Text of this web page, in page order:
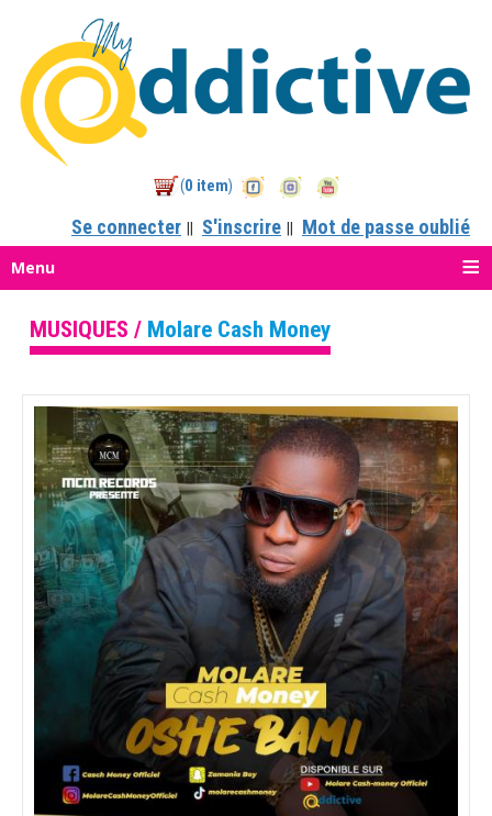
(0 item)
Se connecter S'inscrire Mot de passe oublié
Menu
MUSIQUES / Molare Cash Money